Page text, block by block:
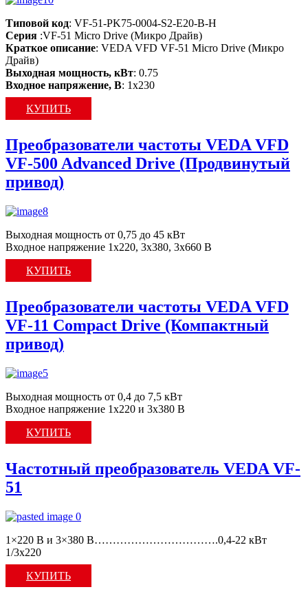
Типовой код: VF-51-PK75-0004-S2-E20-B-H
Серия :VF-51 Micro Drive (Микро Драйв)
Краткое описание: VEDA VFD VF-51 Micro Drive (Микро
Драйв)
Выходная мощность, кВт: 0.75
Входное напряжение, В: 1х230
КУПИТЬ
Преобразователи частоты VEDA VFD
VF-500 Advanced Drive (Продвинутый
привод)
Выходная мощность от 0,75 до 45 кВт
Входное напряжение 1х220, 3х380, 3x660 В
КУПИТЬ
Преобразователи частоты VEDA VFD
VF-11 Compact Drive (Компактный
привод)
Выходная мощность от 0,4 до 7,5 кВт
Входное напряжение 1х220 и 3х380 В
КУПИТЬ
Частотный преобразователь VEDA VF-
51
1×220 В и 3×380 В…………………………….0,4-22 кВт
1/3х220
КУПИТЬ